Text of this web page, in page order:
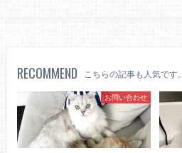
RECOMMEND こちらの記事も人気です。
お問い合わせ